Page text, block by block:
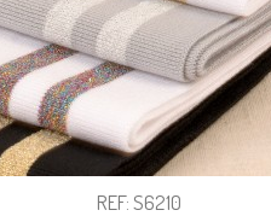
REF: S6210